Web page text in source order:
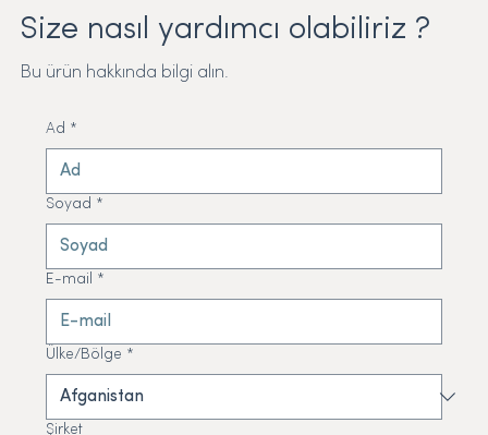
Size nasıl yardımcı olabiliriz ?
Bu ürün hakkında bilgi alın.
Ad *
Soyad *
E-mail *
Ülke/Bölge *
Şirket